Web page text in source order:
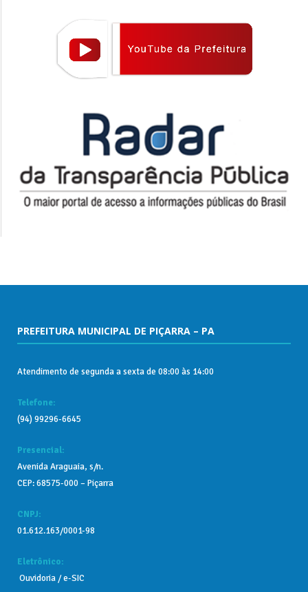
PREFEITURA MUNICIPAL DE PIÇARRA – PA
Atendimento de segunda a sexta de 08:00 às 14:00
Telefone:
(94) 99296-6645
Presencial:
Avenida Araguaia, s/n.
CEP: 68575-000 – Piçarra
CNPJ:
01.612.163/0001-98
Eletrônico:
Ouvidoria / e-SIC